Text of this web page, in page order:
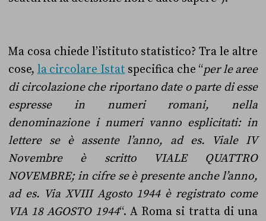
Ma cosa chiede l’istituto statistico? Tra le altre
cose, la circolare Istat specifica che “per le aree
di circolazione che riportano date o parte di esse
espresse in numeri romani, nella
denominazione i numeri vanno esplicitati: in
lettere se è assente l’anno, ad es. Viale IV
Novembre è scritto VIALE QUATTRO
NOVEMBRE; in cifre se è presente anche l’anno,
ad es. Via XVIII Agosto 1944 è registrato come
VIA 18 AGOSTO 1944“. A Roma si tratta di una